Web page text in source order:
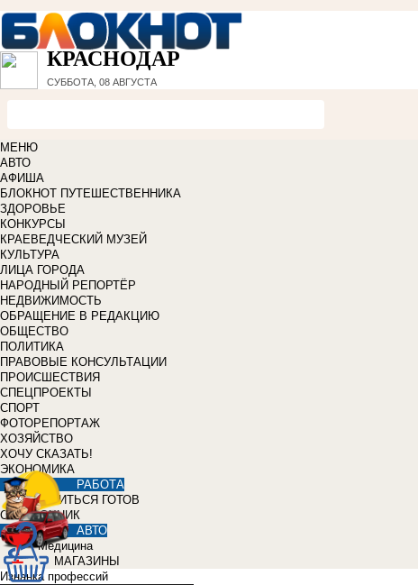
КРАСНОДАР
СУББОТА, 08 АВГУСТА
МЕНЮ
АВТО
АФИША
БЛОКНОТ ПУТЕШЕСТВЕННИКА
ЗДОРОВЬЕ
КОНКУРСЫ
КРАЕВЕДЧЕСКИЙ МУЗЕЙ
КУЛЬТУРА
ЛИЦА ГОРОДА
НАРОДНЫЙ РЕПОРТЁР
НЕДВИЖИМОСТЬ
ОБРАЩЕНИЕ В РЕДАКЦИЮ
ОБЩЕСТВО
ПОЛИТИКА
ПРАВОВЫЕ КОНСУЛЬТАЦИИ
ПРОИСШЕСТВИЯ
СПЕЦПРОЕКТЫ
СПОРТ
ФОТОРЕПОРТАЖ
ХОЗЯЙСТВО
ХОЧУ СКАЗАТЬ!
ЭКОНОМИКА
РАБОТА
УЧИТЬСЯ ГОТОВ
СПРАВОЧНИК
АВТО
Медицина
МАГАЗИНЫ
Изнанка профессий